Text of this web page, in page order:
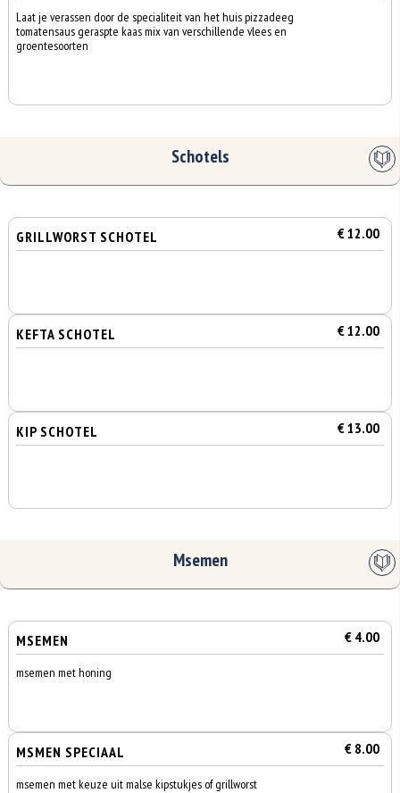
Laat je verassen door de specialiteit van het huis pizzadeeg
tomatensaus geraspte kaas mix van verschillende vlees en
groentesoorten
Schotels
GRILLWORST SCHOTEL € 12.00
KEFTA SCHOTEL € 12.00
KIP SCHOTEL € 13.00
Msemen
MSEMEN € 4.00
msemen met honing
MSMEN SPECIAAL € 8.00
msemen met keuze uit malse kipstukjes of grillworst